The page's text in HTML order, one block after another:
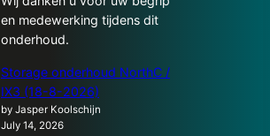
en medewerking tijdens dit
onderhoud.
Storage onderhoud NorthC /
IX3 (18-8-2026)
by Jasper Koolschijn
July 14, 2026